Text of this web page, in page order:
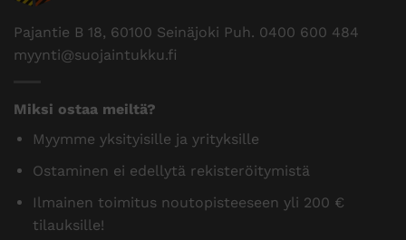
Pajantie B 18, 60100 Seinäjoki Puh. 0400 600 484
myynti@suojaintukku.fi
Miksi ostaa meiltä?
Myymme yksityisille ja yrityksille
Ostaminen ei edellytä rekisteröitymistä
Ilmainen toimitus noutopisteeseen yli 200 €
tilauksille!